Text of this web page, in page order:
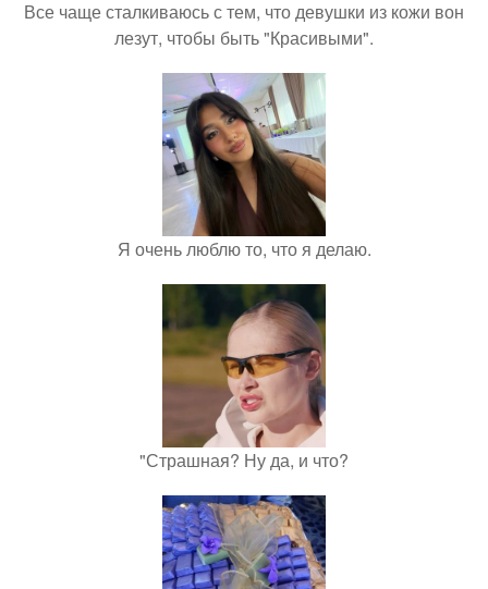
Все чаще сталкиваюсь с тем, что девушки из кожи вон
лезут, чтобы быть "Красивыми".
Я очень люблю то, что я делаю.
"Страшная? Ну да, и что?